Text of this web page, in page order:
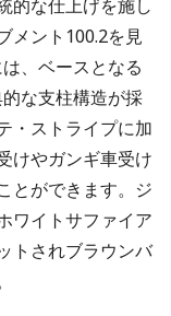
的な仕上げを施し
メント100.2を見
、ベースとなる
な支柱構造が採
・ストライプに加
けやガンギ車受け
とができます。ジ
ワイトサファイア
トされブラウンバ